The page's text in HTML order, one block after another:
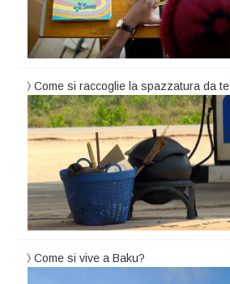
Come si raccoglie la spazzatura da te
Come si vive a Baku?